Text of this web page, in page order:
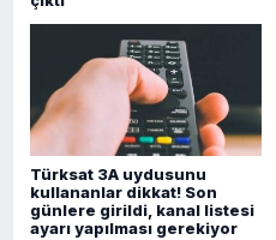
Türksat 3A uydusunu
kullananlar dikkat! Son
günlere girildi, kanal listesi
ayarı yapılması gerekiyor